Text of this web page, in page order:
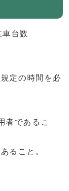
車台数
の時間を必
であるこ
こと。